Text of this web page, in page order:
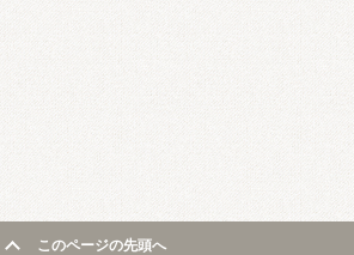
このページの先頭へ